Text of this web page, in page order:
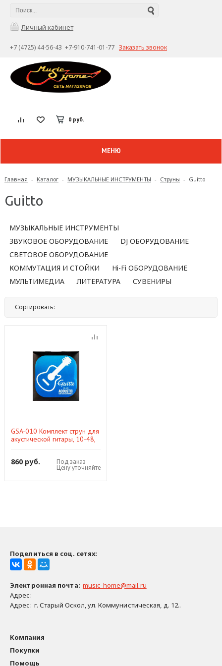
Личный кабинет
+7 (4725) 44-56-43 +7-910-741-01-77 Заказать звонок
0 руб.
МЕНЮ
Главная - Каталог - МУЗЫКАЛЬНЫЕ ИНСТРУМЕНТЫ - Струны - Guitto
Guitto
МУЗЫКАЛЬНЫЕ ИНСТРУМЕНТЫ
ЗВУКОВОЕ ОБОРУДОВАНИЕ
DJ ОБОРУДОВАНИЕ
СВЕТОВОЕ ОБОРУДОВАНИЕ
КОММУТАЦИЯ И СТОЙКИ
Hi-Fi ОБОРУДОВАНИЕ
МУЛЬТИМЕДИА
ЛИТЕРАТУРА СУВЕНИРЫ
Сортировать:
GSA-010 Комплект струн для
акустической гитары, 10-48,
860 руб. Под заказ
Цену уточняйте
Поделиться в соц. сетях:
Электронная почта: music-home@mail.ru
Адрес:
Адрес: г. Старый Оскол, ул. Коммунистическая, д. 12..
Компания
Покупки
Помощь